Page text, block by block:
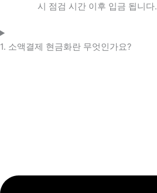
시 점검 시간 이후 입금 됩니다.
1. 소액결제 현금화란 무엇인가요?